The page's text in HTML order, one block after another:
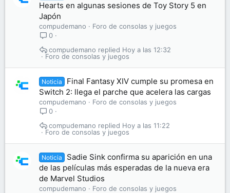
Hearts en algunas sesiones de Toy Story 5 en
Japón
compudemano
Foro de consolas y juegos
0
Foro de consolas y juegos
Hoy a las 12:32
compudemano
Noticia
Final Fantasy XIV cumple su promesa en
Switch 2: llega el parche que acelera las cargas
compudemano
Foro de consolas y juegos
0
Foro de consolas y juegos
Hoy a las 11:22
compudemano
Noticia
Sadie Sink confirma su aparición en una
de las películas más esperadas de la nueva era
de Marvel Studios
compudemano
Foro de consolas y juegos